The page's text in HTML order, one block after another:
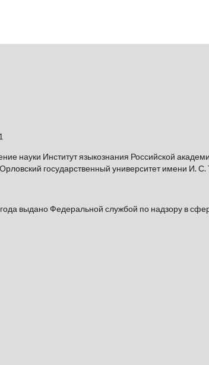
науки Институт языкознания Российской
государственный университет имени И. С.
выдано Федеральной службой по надзору в